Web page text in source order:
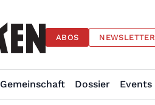
ABOS NEWSLETTER
Gemeinschaft Dossier Events